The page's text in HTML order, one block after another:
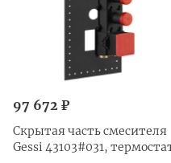
97 672 ₽
Скрытая часть смесителя
Gessi 43103#031,